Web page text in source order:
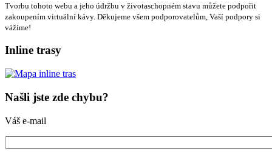
Tvorbu tohoto webu a jeho údržbu v životaschopném stavu můžete podpořit
zakoupením virtuální kávy. Děkujeme všem podporovatelům, Vaší podpory si
vážíme!
Inline trasy
Našli jste zde chybu?
Váš e-mail